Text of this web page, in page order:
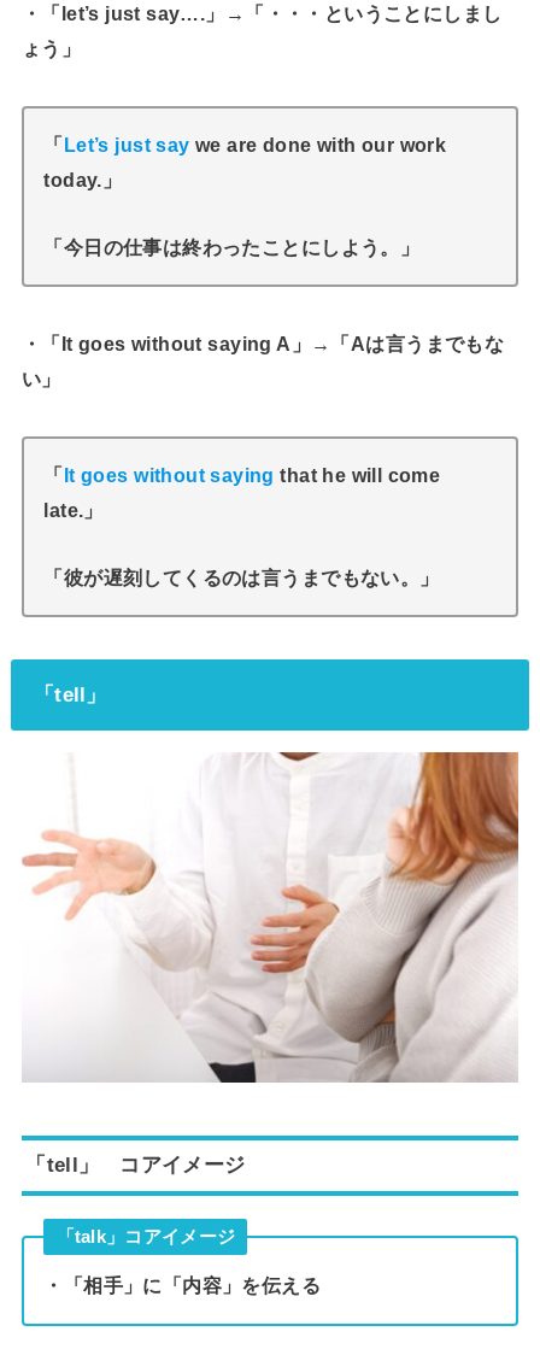
・「let’s just say….」→「・・・ということにしまし
ょう」
「Let’s just say we are done with our work
today.」
「今日の仕事は終わったことにしよう。」
・「It goes without saying A」→「Aは言うまでもな
い」
「 It goes without saying that he will come
late.」
「彼が遅刻してくるのは言うまでもない。」
「tell」
「tell」 コアイメージ
「talk」コアイメージ
・「相手」に「内容」を伝える